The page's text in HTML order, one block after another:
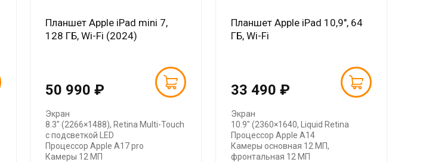
Планшет Apple iPad mini 7,
128 ГБ, Wi-Fi (2024)
50 990 ₽
Экран
8.3" (2266×1488), Retina Multi-Touch
с подсветкой LED
Процессор Apple A17 pro
Камеры 12 МП
Планшет Apple iPad 10,9", 64
ГБ, Wi-Fi
33 490 ₽
Экран
10.9" (2360×1640, Liquid Retina
Процессор Apple A14
Камеры основная 12 МП,
фронтальная 12 МП